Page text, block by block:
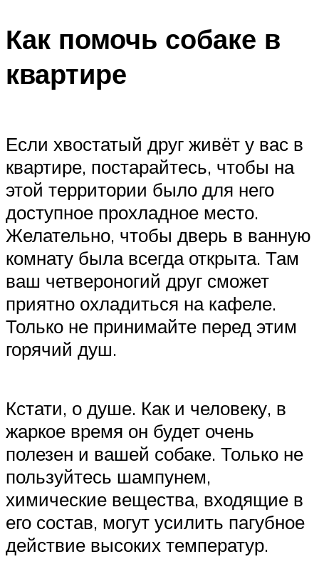
Как помочь собаке в
квартире
Если хвостатый друг живёт у вас в
квартире, постарайтесь, чтобы на
этой территории было для него
доступное прохладное место.
Желательно, чтобы дверь в ванную
комнату была всегда открыта. Там
ваш четвероногий друг сможет
приятно охладиться на кафеле.
Только не принимайте перед этим
горячий душ.
Кстати, о душе. Как и человеку, в
жаркое время он будет очень
полезен и вашей собаке. Только не
пользуйтесь шампунем,
химические вещества, входящие в
его состав, могут усилить пагубное
действие высоких температур.